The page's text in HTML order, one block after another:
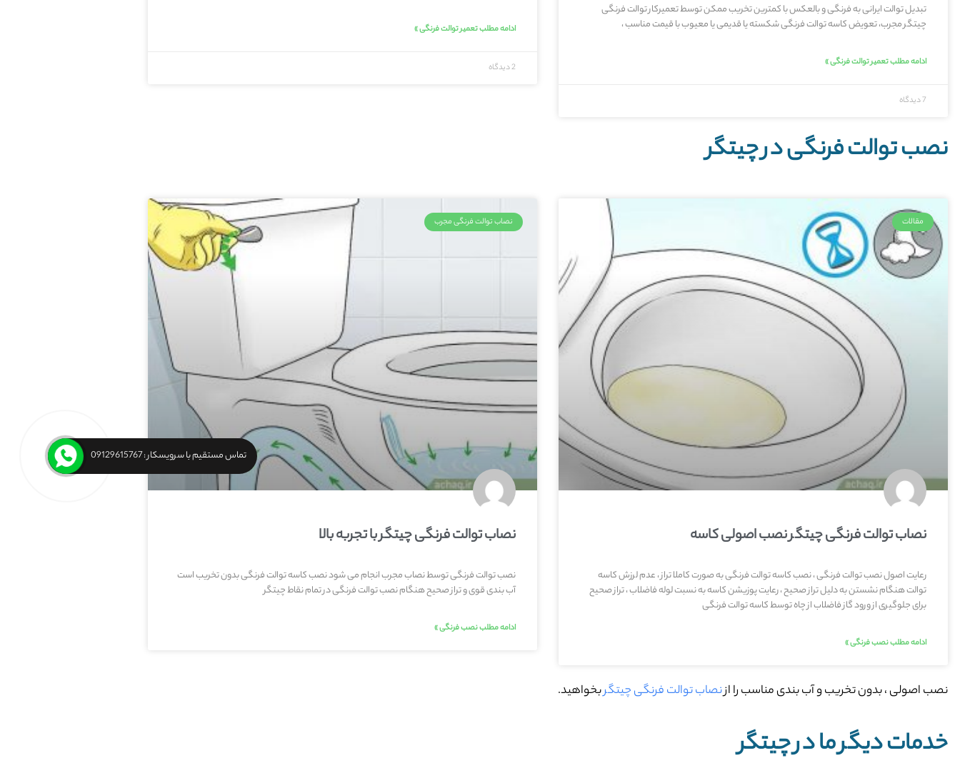
تبدیل توالت ایرانی به فرنگی و بالعکس با کمترین تخریب ممکن توسط تعمیرکار توالت فرنگی
چیتگر مجرب، تعویض کاسه توالت فرنگی شکسته یا قدیمی یا معیوب با قیمت مناسب ،
ادامه مطلب تعمیر توالت فرنگی »
7 دیدگاه
ادامه مطلب تعمیر توالت فرنگی »
2 دیدگاه
نصب توالت فرنگی در چیتگر
مقالات
نصاب توالت فرنگی چیتگر نصب اصولی کاسه
رعایت اصول نصب توالت فرنگی ، نصب کاسه توالت فرنگی به صورت کاملا تراز ، عدم لرزش کاسه
توالت هنگام نشستن به دلیل تراز صحیح ، رعایت پوزیشن کاسه به نسبت لوله فاضلاب ، تراز صحیح
برای جلوگیری از ورود گاز فاضلاب از چاه توسط کاسه توالت فرنگی
ادامه مطلب نصب فرنگی »
نصاب توالت فرنگی مجرب
نصاب توالت فرنگی چیتگر با تجربه بالا
نصب توالت فرنگی توسط نصاب مجرب انجام می شود نصب کاسه توالت فرنگی بدون تخریب است
آب بندی قوی و تراز صحیح هنگام نصب توالت فرنگی در تمام نقاط چیتگر
ادامه مطلب نصب فرنگی »
نصب اصولی ، بدون تخریب و آب بندی مناسب را ازنصاب توالت فرنگی چیتگربخواهید.
خدمات دیگر ما در چیتگر
تماس مستقیم با سرویسکار : 09129615767